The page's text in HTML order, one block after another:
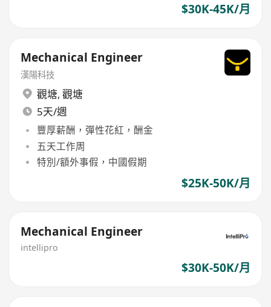
$30K-45K/月
Mechanical Engineer
漢陽科技
觀塘, 觀塘
5天/週
豐厚薪酬，彈性花紅，酬金
五天工作周
特別/額外事假，中國假期
$25K-50K/月
Mechanical Engineer
intellipro
$30K-50K/月